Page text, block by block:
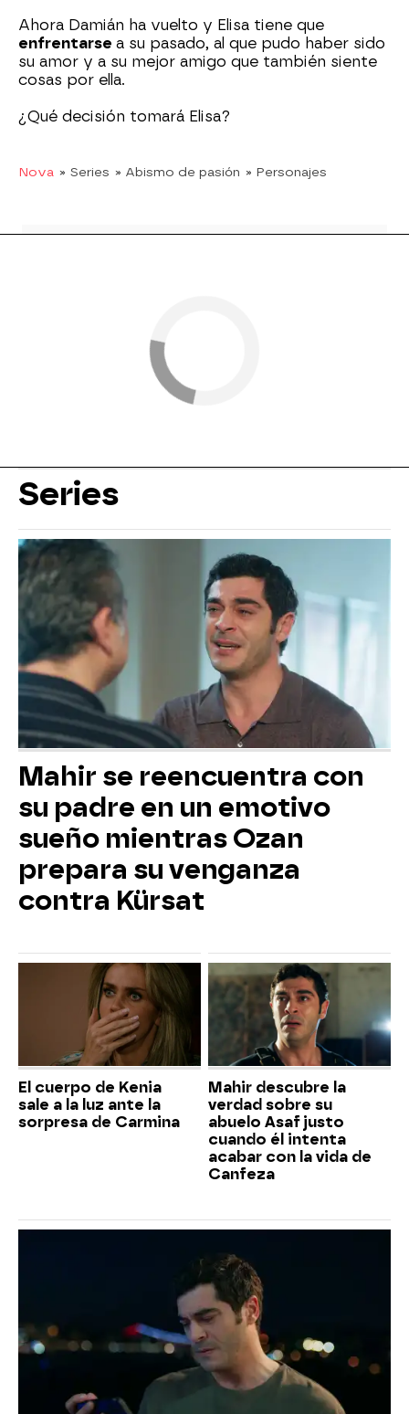
Ahora Damián ha vuelto y Elisa tiene que
enfrentarse a su pasado, al que pudo haber sido
su amor y a su mejor amigo que también siente
cosas por ella.
¿Qué decisión tomará Elisa?
Nova » Series » Abismo de pasión » Personajes
Series
Mahir se reencuentra con
su padre en un emotivo
sueño mientras Ozan
prepara su venganza
contra Kürsat
El cuerpo de Kenia
sale a la luz ante la
sorpresa de Carmina
Mahir descubre la
verdad sobre su
abuelo Asaf justo
cuando él intenta
acabar con la vida de
Canfeza